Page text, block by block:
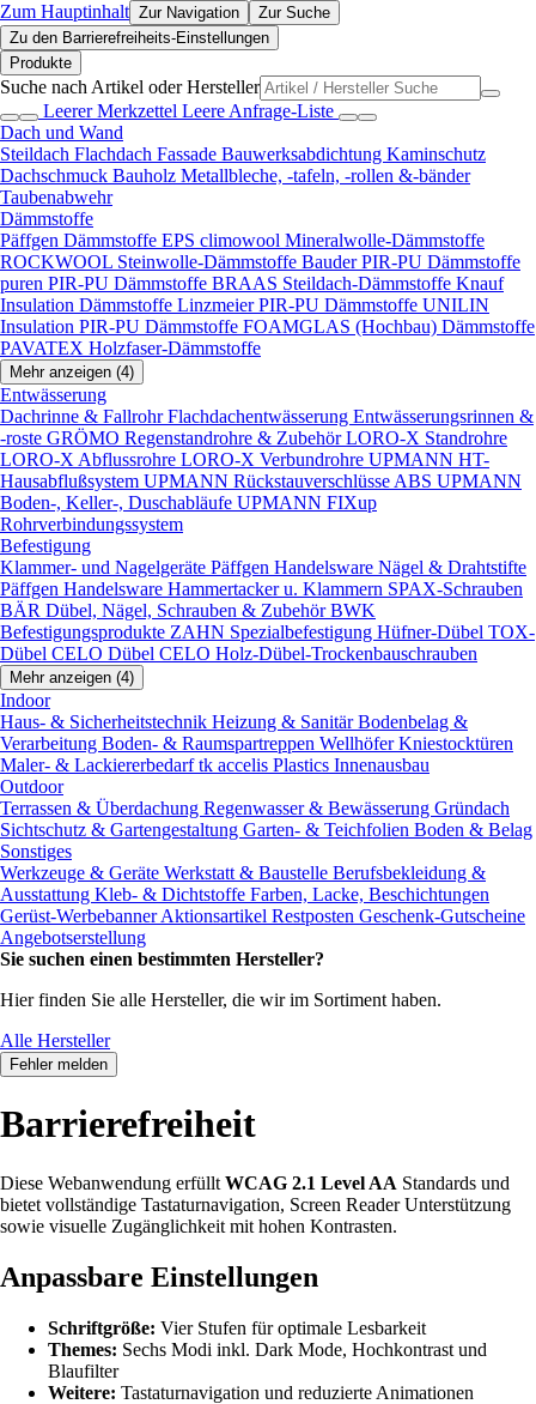
Zum Hauptinhalt Zur Navigation
Zur Suche
Zu den Barrierefreiheits-Einstellungen
Produkte
Suche nach Artikel oder Hersteller
Leerer Merkzettel Leere Anfrage-Liste
Dach und Wand
Steildach Flachdach Fassade Bauwerksabdichtung Kaminschutz
Dachschmuck Bauholz Metallbleche, -tafeln, -rollen &-bänder
Taubenabwehr
Dämmstoffe
Päffgen Dämmstoffe EPS climowool Mineralwolle-Dämmstoffe
ROCKWOOL Steinwolle-Dämmstoffe Bauder PIR-PU Dämmstoffe
puren PIR-PU Dämmstoffe BRAAS Steildach-Dämmstoffe Knauf
Insulation Dämmstoffe Linzmeier PIR-PU Dämmstoffe UNILIN
Insulation PIR-PU Dämmstoffe FOAMGLAS (Hochbau) Dämmstoffe
PAVATEX Holzfaser-Dämmstoffe
Mehr anzeigen (4)
Entwässerung
Dachrinne & FallrohrFlachdachentwässerung Entwässerungsrinnen &
-roste GRÖMO Regenstandrohre & ZubehörLORO-X Standrohre
LORO-X Abflussrohre LORO-X Verbundrohre UPMANN HT-
Hausabflußsystem UPMANN Rückstauverschlüsse ABS UPMANN
Boden-, Keller-, Duschabläufe UPMANN FIXup
Rohrverbindungssystem
Befestigung
Klammer- und Nagelgeräte Päffgen Handelsware Nägel & Drahtstifte
Päffgen Handelsware Hammertacker u. Klammern SPAX-Schrauben
BÄR Dübel, Nägel, Schrauben & ZubehörBWK
Befestigungsprodukte ZAHN Spezialbefestigung Hüfner-Dübel TOX-
Dübel CELO Dübel CELO Holz-Dübel-Trockenbauschrauben
Mehr anzeigen (4)
Indoor
Haus- & Sicherheitstechnik Heizung & SanitärBodenbelag &
Verarbeitung Boden- & Raumspartreppen Wellhöfer Kniestocktüren
Maler- & Lackiererbedarftk accelis Plastics Innenausbau
Outdoor
Terrassen & Überdachung Regenwasser & Bewässerung Gründach
Sichtschutz & Gartengestaltung Garten- & Teichfolien Boden & Belag
Sonstiges
Werkzeuge & Geräte Werkstatt & Baustelle Berufsbekleidung &
Ausstattung Kleb- & Dichtstoffe Farben, Lacke, Beschichtungen
Gerüst-WerbebannerAktionsartikel Restposten Geschenk-Gutscheine
Angebotserstellung
Sie suchen einen bestimmten Hersteller?
Hier finden Sie alle Hersteller, die wir im Sortiment haben.
Alle Hersteller
Fehler melden
Barrierefreiheit
Diese Webanwendung erfüllt WCAG 2.1 Level AA Standards und
bietet vollständige Tastaturnavigation, Screen Reader Unterstützung
sowie visuelle Zugänglichkeit mit hohen Kontrasten.
Anpassbare Einstellungen
Schriftgröße: Vier Stufen für optimale Lesbarkeit
Themes: Sechs Modi inkl. Dark Mode, Hochkontrast und
Blaufilter
Weitere: Tastaturnavigation und reduzierte Animationen